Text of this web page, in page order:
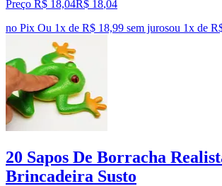
Preço R$ 18,04R$ 18,04
no Pix Ou 1x de R$ 18,99 sem jurosou 1x de
20 Sapos De Borracha
Brincadeira Susto